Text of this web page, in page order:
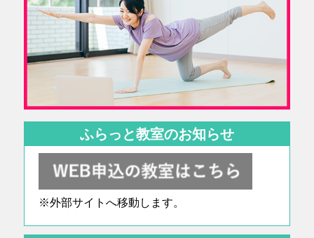
ふらっと教室のお知らせ
※外部サイトへ移動します。